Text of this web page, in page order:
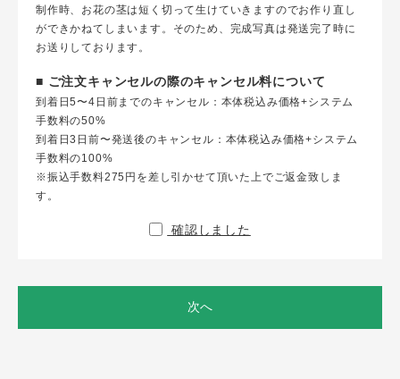
制作時、お花の茎は短く切って生けていきますのでお作り直し
ができかねてしまいます。そのため、完成写真は発送完了時に
お送りしております。
■ ご注文キャンセルの際のキャンセル料について
到着日5〜4日前までのキャンセル：本体税込み価格+システム
手数料の50%
到着日3日前〜発送後のキャンセル：本体税込み価格+システム
手数料の100%
※振込手数料275円を差し引かせて頂いた上でご返金致しま
す。
確認しました
次へ